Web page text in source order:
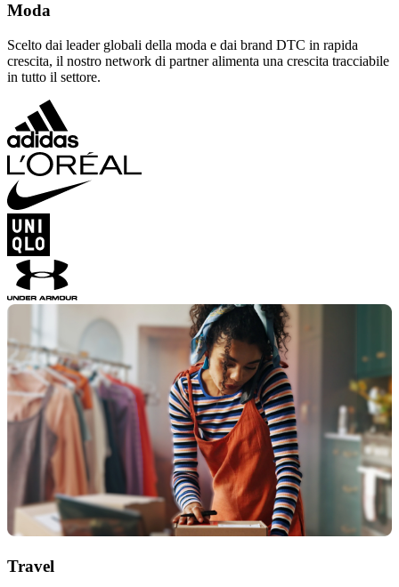
Moda
Scelto dai leader globali della moda e dai brand DTC in rapida
crescita, il nostro network di partner alimenta una crescita tracciabile
in tutto il settore.
Travel